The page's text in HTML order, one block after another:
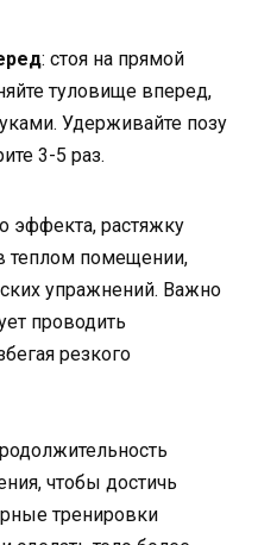
: стоя на прямой
туловище вперед,
Удерживайте позу
3-5 раз.
эффекта, растяжку
теплом помещении,
упражнений. Важно
проводить
резкого
чтобы достичь
тренировки